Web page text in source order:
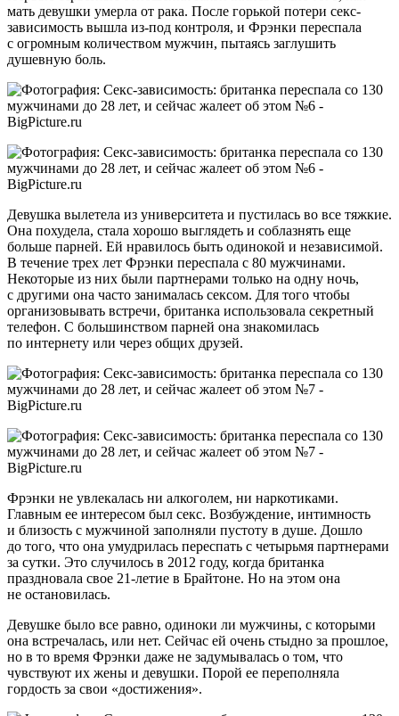
мать девушки умерла от рака. После горькой потери секс-
зависимость вышла из-под контроля, и Фрэнки переспала
с огромным количеством мужчин, пытаясь заглушить
душевную боль.
Девушка вылетела из университета и пустилась во все тяжкие.
Она похудела, стала хорошо выглядеть и соблазнять еще
больше парней. Ей нравилось быть одинокой и независимой.
В течение трех лет Фрэнки переспала с 80 мужчинами.
Некоторые из них были партнерами только на одну ночь,
с другими она часто занималась сексом. Для того чтобы
организовывать встречи, британка использовала секретный
телефон. С большинством парней она знакомилась
по интернету или через общих друзей.
Фрэнки не увлекалась ни алкоголем, ни наркотиками.
Главным ее интересом был секс. Возбуждение, интимность
и близость с мужчиной заполняли пустоту в душе. Дошло
до того, что она умудрилась переспать с четырьмя партнерами
за сутки. Это случилось в 2012 году, когда британка
праздновала свое 21-летие в Брайтоне. Но на этом она
не остановилась.
Девушке было все равно, одиноки ли мужчины, с которыми
она встречалась, или нет. Сейчас ей очень стыдно за прошлое,
но в то время Фрэнки даже не задумывалась о том, что
чувствуют их жены и девушки. Порой ее переполняла
гордость за свои «достижения».